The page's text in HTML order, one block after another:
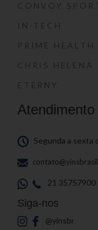
CONVOY
IN-TECH
PRIME HEALTH
CHRIS HELENA
ETERNY
Atendimento
Segunda a sexta
21 35757900
Siga-nos
@yinsbr